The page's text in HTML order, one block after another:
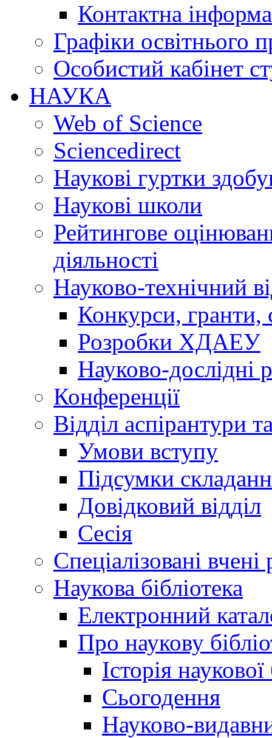
Контактна
Графіки освітнього
Особистий кабінет
НАУКА
Web of Science
Sciencedirect
Наукові гуртки
Наукові школи
Рейтингове
діяльності
Науково-технічний
Конкурси, гранти,
Розробки ХДАЕУ
Науково-дослідні
Конференції
Відділ аспірантури
Умови вступу
Підсумки
Довідковий відділ
Сесія
Спеціалізовані вчені
Наукова бібліотека
Електронний
Про наукову
Історія
Сьогодення
Науково-